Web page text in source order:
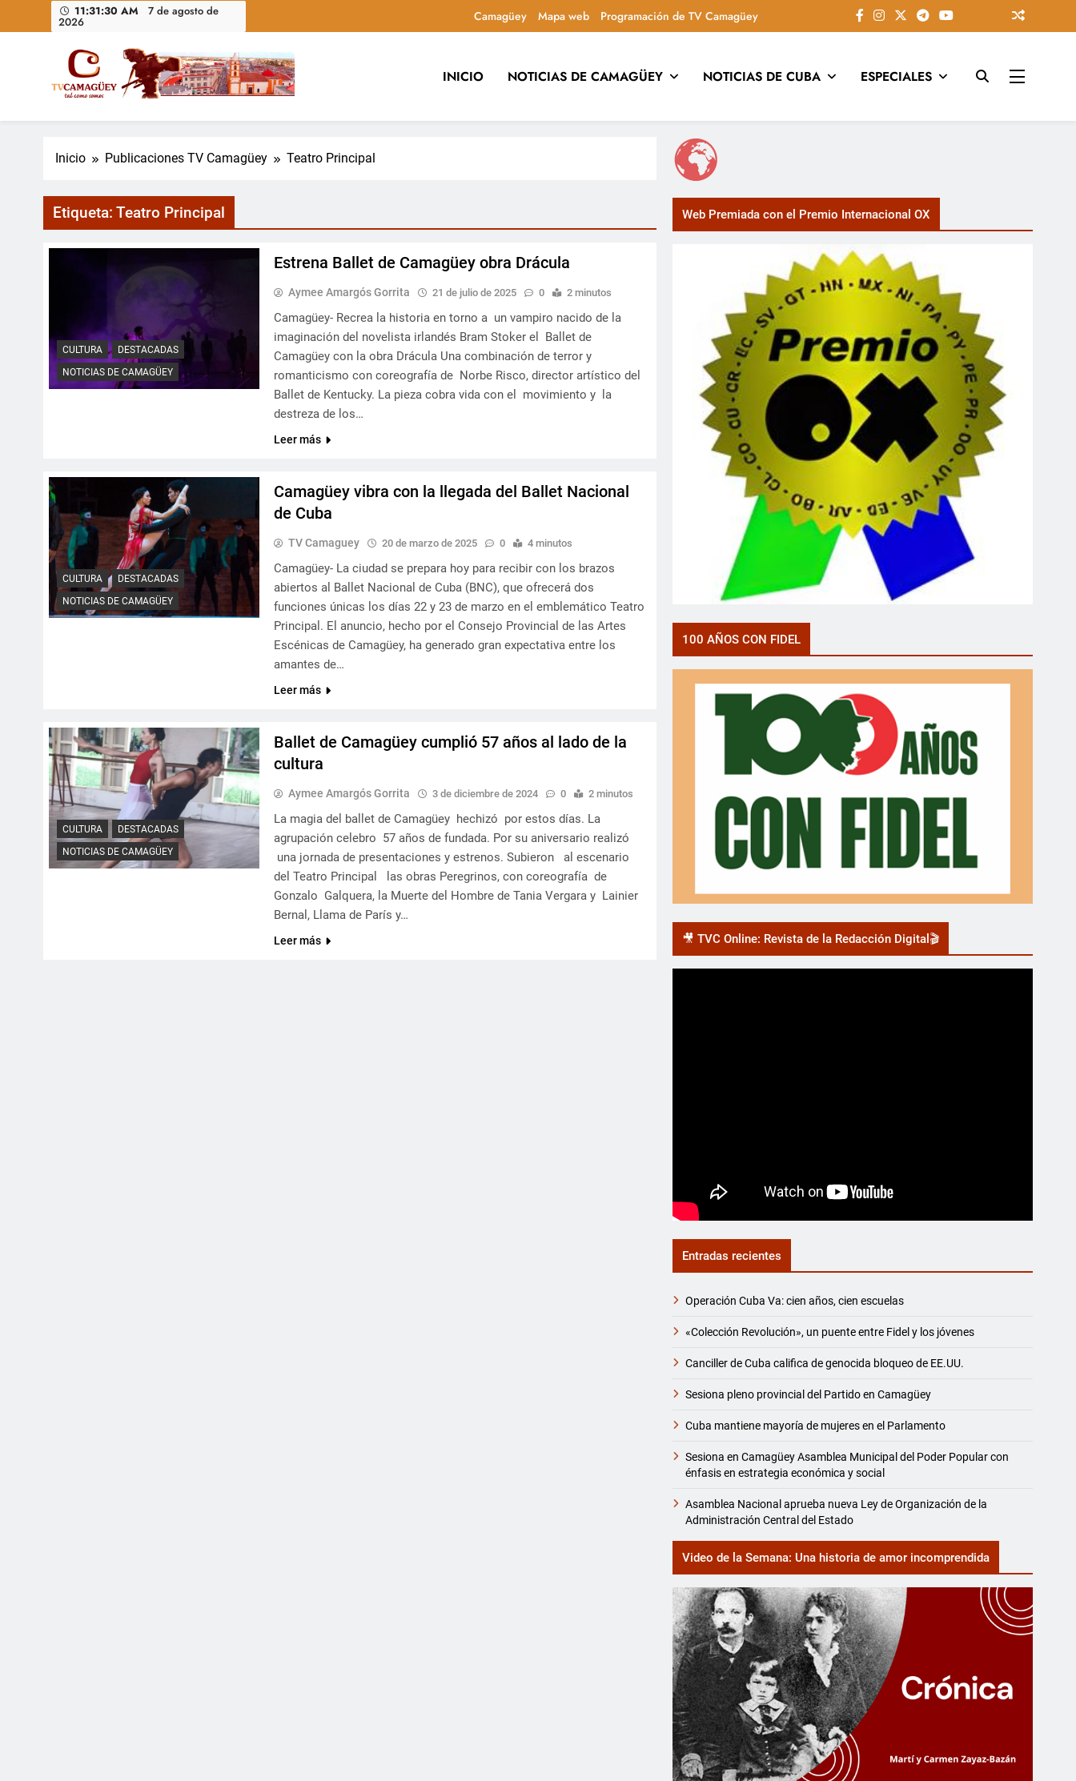
11:31:31 AM 7 de agosto de
2026 Camagüey Mapa web Programación de TV Camagüey
Televisión Camagüey, Cuba
TV Camagüey: canal provincial cubano que informa, educa y entretiene con contenidos culturales, sociales y comunitarios, conectando la tradición camagüeyana con la actualidad
INICIO NOTICIAS DE CAMAGÜEY NOTICIAS DE CUBA ESPECIALES
Inicio Publicaciones TV Camagüey Teatro Principal
Etiqueta: Teatro Principal
CULTURA
DESTACADAS
NOTICIAS DE CAMAGÜEY
Estrena Ballet de Camagüey obra Drácula
Aymee Amargós Gorrita 21 de julio de 2025 0 2 minutos
Camagüey- Recrea la historia en torno a un vampiro nacido de la
imaginación del novelista irlandés Bram Stoker el Ballet de
Camagüey con la obra Drácula Una combinación de terror y
romanticismo con coreografía de Norbe Risco, director artístico del
Ballet de Kentucky. La pieza cobra vida con el movimiento y la
destreza de los…
Leer más
CULTURA
DESTACADAS
NOTICIAS DE CAMAGÜEY
Camagüey vibra con la llegada del Ballet Nacional
de Cuba
TV Camaguey 20 de marzo de 2025 0 4 minutos
Camagüey- La ciudad se prepara hoy para recibir con los brazos
abiertos al Ballet Nacional de Cuba (BNC), que ofrecerá dos
funciones únicas los días 22 y 23 de marzo en el emblemático Teatro
Principal. El anuncio, hecho por el Consejo Provincial de las Artes
Escénicas de Camagüey, ha generado gran expectativa entre los
amantes de…
Leer más
CULTURA
DESTACADAS
NOTICIAS DE CAMAGÜEY
Ballet de Camagüey cumplió 57 años al lado de la
cultura
Aymee Amargós Gorrita 3 de diciembre de 2024 0 2 minutos
La magia del ballet de Camagüey hechizó por estos días. La
agrupación celebro 57 años de fundada. Por su aniversario realizó
una jornada de presentaciones y estrenos. Subieron al escenario
del Teatro Principal las obras Peregrinos, con coreografía de
Gonzalo Galquera, la Muerte del Hombre de Tania Vergara y Lainier
Bernal, Llama de París y…
Leer más
Web Premiada con el Premio Internacional OX
100 AÑOS CON FIDEL
🎥 TVC Online: Revista de la Redacción Digital🎬
Entradas recientes
Operación Cuba Va: cien años, cien escuelas
«Colección Revolución», un puente entre Fidel y los jóvenes
Canciller de Cuba califica de genocida bloqueo de EE.UU.
Sesiona pleno provincial del Partido en Camagüey
Cuba mantiene mayoría de mujeres en el Parlamento
Sesiona en Camagüey Asamblea Municipal del Poder Popular con
énfasis en estrategia económica y social
Asamblea Nacional aprueba nueva Ley de Organización de la
Administración Central del Estado
Video de la Semana: Una historia de amor incomprendida